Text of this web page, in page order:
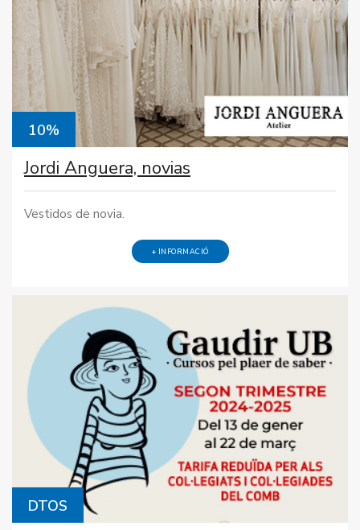
10%
Jordi Anguera, novias
Vestidos de novia.
+ INFORMACIÓ
DTOS